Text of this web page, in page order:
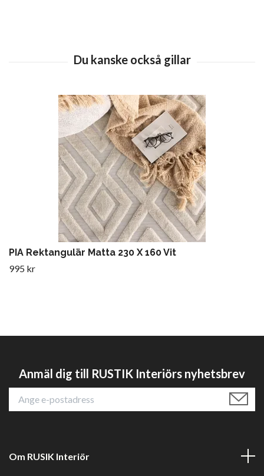
PIA Rektangulär Matta 230 X 160 Vit
995 kr
Anmäl dig till RUSTIK Interiörs nyhetsbrev
Om RUSIK Interiör